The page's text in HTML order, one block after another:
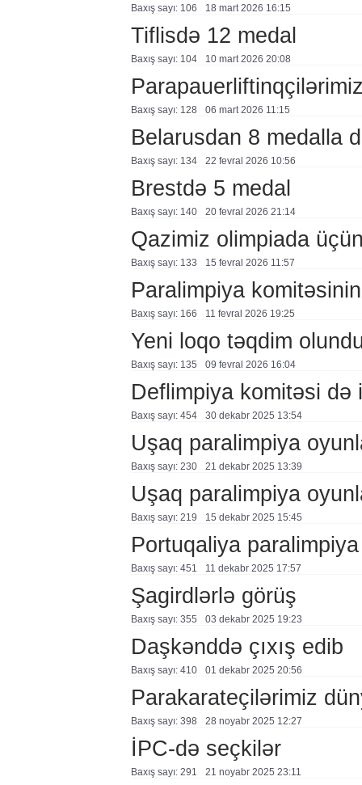
Baxış sayı: 106 18 mart 2026 16:15
Tiflisdə 12 medal
Baxış sayı: 104 10 mart 2026 20:08
Baxış sayı: 128 06 mart 2026 11:15
Belarusdan 8 medalla
Baxış sayı: 134 22 fevral 2026 10:56
Brestdə 5 medal
Baxış sayı: 140 20 fevral 2026 21:14
Qazimiz olimpiada üçün
Baxış sayı: 133 15 fevral 2026 11:57
Paralimpiya
Baxış sayı: 166 11 fevral 2026 19:25
Yeni loqo təqdim
Baxış sayı: 135 09 fevral 2026 16:04
Deflimpiya komitəsi də
Baxış sayı: 454 30 dekabr 2025 13:54
Uşaq paralimpiya
Baxış sayı: 230 21 dekabr 2025 13:39
Uşaq paralimpiya
Baxış sayı: 219 15 dekabr 2025 15:45
Portuqaliya
Baxış sayı: 451 11 dekabr 2025 17:57
Şagirdlərlə görüş
Baxış sayı: 355 03 dekabr 2025 19:23
Daşkənddə çıxış edib
Baxış sayı: 410 01 dekabr 2025 20:56
Parakarateçilərimiz
Baxış sayı: 398 28 noyabr 2025 12:27
İPC-də seçkilər
Baxış sayı: 291 21 noyabr 2025 23:11